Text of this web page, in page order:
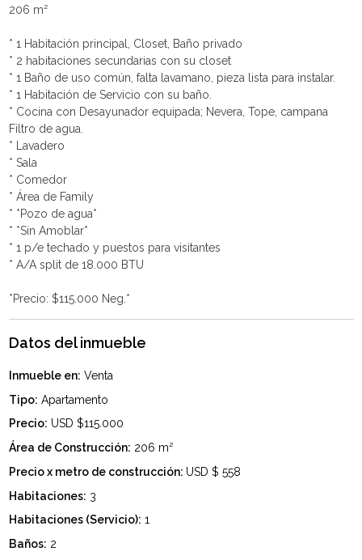
206 m²
* 1 Habitación principal, Closet, Baño privado
* 2 habitaciones secundarias con su closet
* 1 Baño de uso común, falta lavamano, pieza lista para instalar.
* 1 Habitación de Servicio con su baño.
* Cocina con Desayunador equipada; Nevera, Tope, campana
Filtro de agua.
* Lavadero
* Sala
* Comedor
* Área de Family
* *Pozo de agua*
* *Sin Amoblar*
* 1 p/e techado y puestos para visitantes
* A/A split de 18.000 BTU
Datos del inmueble
Inmueble en: Venta
Tipo: Apartamento
Precio: USD $115.000
Área de Construcción: 206 m²
Precio x metro de construcción: USD $ 558
Habitaciones: 3
Habitaciones (Servicio): 1
Baños: 2